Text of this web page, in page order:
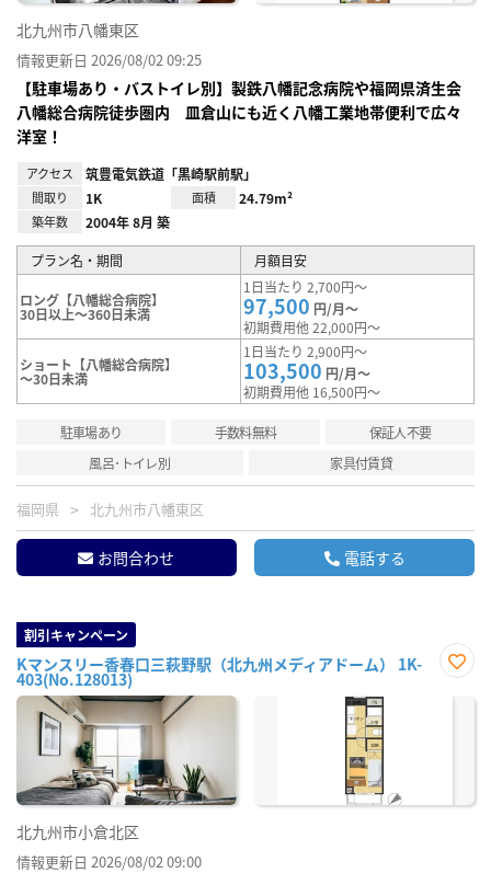
北九州市八幡東区
情報更新日 2026/08/02 09:25
【駐車場あり・バストイレ別】製鉄八幡記念病院や福岡県済生会
八幡総合病院徒歩圏内 皿倉山にも近く八幡工業地帯便利で広々
洋室！
アクセス 筑豊電気鉄道「黒崎駅前駅」
間取り 1K 面積 24.79m²
築年数 2004年 8月 築
プラン名・期間 月額目安
ロング【八幡総合病院】
30日以上～360日未満
1日当たり 2,700円～
97,500 円/月～
初期費用他 22,000円～
ショート【八幡総合病院】
～30日未満
1日当たり 2,900円～
103,500 円/月～
初期費用他 16,500円～
駐車場あり 手数料無料
保証人不要
風呂･トイレ別
家具付賃貸
福岡県 北九州市八幡東区
お問合わせ 電話する
割引キャンペーン
Kマンスリー香春口三萩野駅（北九州メディアドーム） 1K-
403(No.128013)
に入
北九州市小倉北区
情報更新日 2026/08/02 09:00